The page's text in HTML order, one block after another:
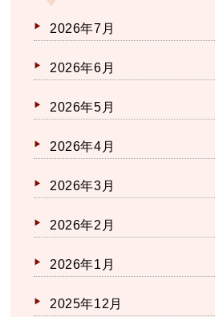
2026年7月
2026年6月
2026年5月
2026年4月
2026年3月
2026年2月
2026年1月
2025年12月